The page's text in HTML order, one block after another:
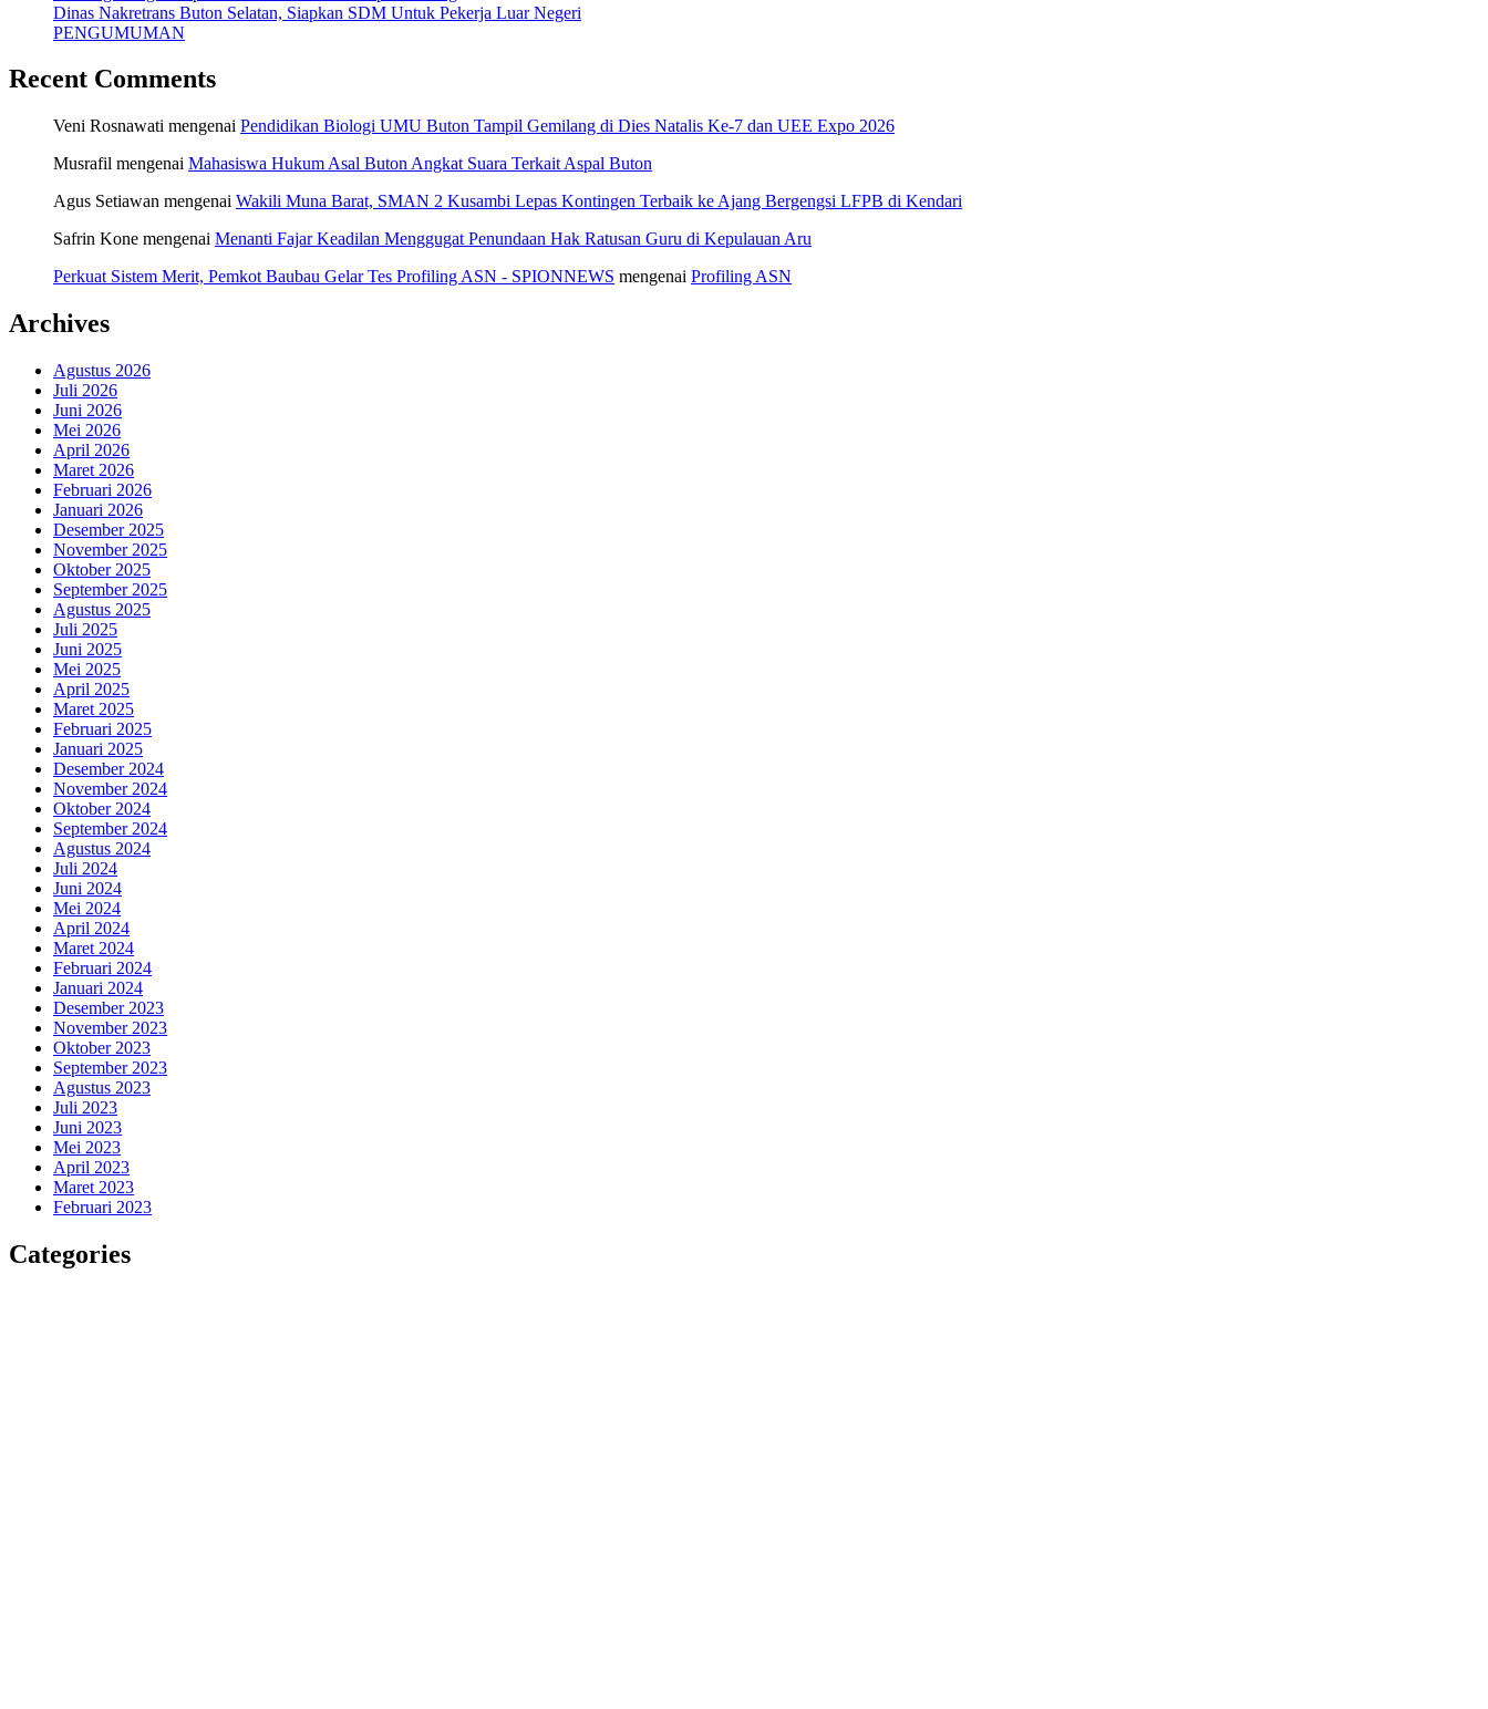
Dinas Nakretrans Buton Selatan, Siapkan SDM Untuk Pekerja Luar Negeri
PENGUMUMAN
Recent Comments
Veni Rosnawati mengenai Pendidikan Biologi UMU Buton Tampil Gemilang di Dies Natalis Ke-7 dan UEE Expo 2026
Musrafil mengenai Mahasiswa Hukum Asal Buton Angkat Suara Terkait Aspal Buton
Agus Setiawan mengenai Wakili Muna Barat, SMAN 2 Kusambi Lepas Kontingen Terbaik ke Ajang Bergengsi LFPB di Kendari
Safrin Kone mengenai Menanti Fajar Keadilan Menggugat Penundaan Hak Ratusan Guru di Kepulauan Aru
Perkuat Sistem Merit, Pemkot Baubau Gelar Tes Profiling ASN - SPIONNEWS mengenai Profiling ASN
Archives
Agustus 2026
Juli 2026
Juni 2026
Mei 2026
April 2026
Maret 2026
Februari 2026
Januari 2026
Desember 2025
November 2025
Oktober 2025
September 2025
Agustus 2025
Juli 2025
Juni 2025
Mei 2025
April 2025
Maret 2025
Februari 2025
Januari 2025
Desember 2024
November 2024
Oktober 2024
September 2024
Agustus 2024
Juli 2024
Juni 2024
Mei 2024
April 2024
Maret 2024
Februari 2024
Januari 2024
Desember 2023
November 2023
Oktober 2023
September 2023
Agustus 2023
Juli 2023
Juni 2023
Mei 2023
April 2023
Maret 2023
Februari 2023
Categories